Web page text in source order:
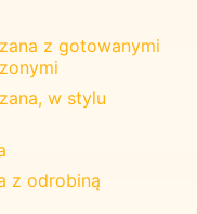
z gotowanymi
w stylu
z odrobiną